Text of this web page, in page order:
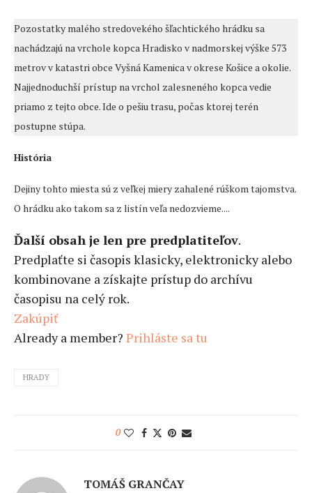
Pozostatky malého stredovekého šľachtického hrádku sa
nachádzajú na vrchole kopca Hradisko v nadmorskej výške 573
metrov v katastri obce Vyšná Kamenica v okrese Košice a okolie.
Najjednoduchší prístup na vrchol zalesneného kopca vedie
priamo z tejto obce. Ide o pešiu trasu, počas ktorej terén
postupne stúpa.
História
Dejiny tohto miesta sú z veľkej miery zahalené rúškom tajomstva.
O hrádku ako takom sa z listín veľa nedozvieme....
Ďalší obsah je len pre predplatiteľov.
Predplaťte si časopis klasicky, elektronicky alebo
kombinovane a získajte prístup do archívu
časopisu na celý rok.
Zakúpiť
Already a member? Prihláste sa tu
HRADY
0
TOMÁŠ GRANČAY